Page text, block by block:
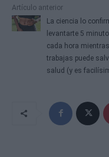
Artículo anterior
La ciencia lo
levantarte 5
cada hora mientras
trabajas puede
salud (y es